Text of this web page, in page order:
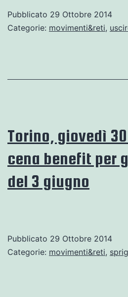
Revelli
Pubblicato 29 Ottobre 2014
Categorie: movimenti&reti,
Torino, giovedì
cena benefit per
del 3 giugno
Pubblicato 29 Ottobre 2014
Categorie: movimenti&reti,